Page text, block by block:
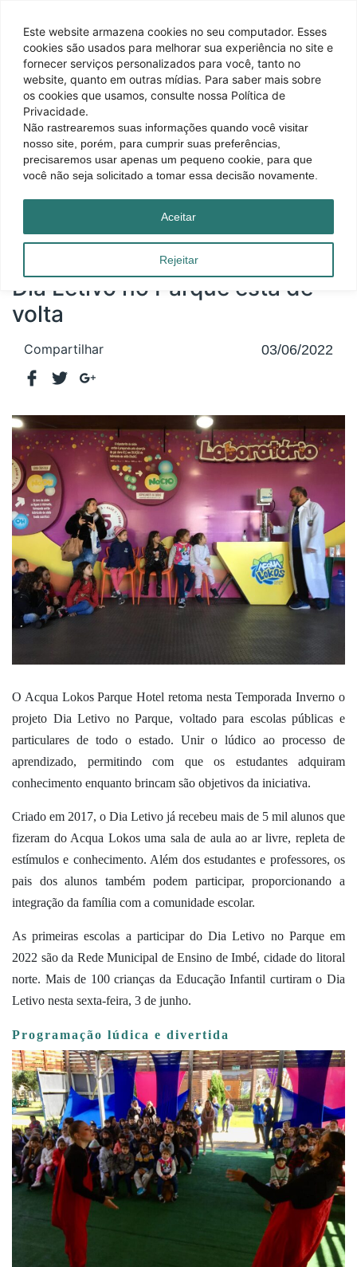
Este website armazena cookies no seu computador. Esses
cookies são usados ​​para melhorar sua experiência no site e
fornecer serviços personalizados para você, tanto no
website, quanto em outras mídias. Para saber mais sobre
os cookies que usamos, consulte nossa Política de
Privacidade.
Não rastrearemos suas informações quando você visitar
nosso site, porém, para cumprir suas preferências,
precisaremos usar apenas um pequeno cookie, para que
você não seja solicitado a tomar essa decisão novamente.
Rejeitar
Aceitar
Página inicial|Blog|Dia Letivo no Parque está de volta
Dia Letivo no Parque está de
volta
Compartilhar 03/06/2022
O Acqua Lokos Parque Hotel retoma nesta Temporada Inverno o
projeto Dia Letivo no Parque, voltado para escolas públicas e
particulares de todo o estado. Unir o lúdico ao processo de
aprendizado, permitindo com que os estudantes adquiram
conhecimento enquanto brincam são objetivos da iniciativa.
Criado em 2017, o Dia Letivo já recebeu mais de 5 mil alunos que
fizeram do Acqua Lokos uma sala de aula ao ar livre, repleta de
estímulos e conhecimento. Além dos estudantes e professores, os
pais dos alunos também podem participar, proporcionando a
integração da família com a comunidade escolar.
As primeiras escolas a participar do Dia Letivo no Parque em
2022 são da Rede Municipal de Ensino de Imbé, cidade do litoral
norte. Mais de 100 crianças da Educação Infantil curtiram o Dia
Letivo nesta sexta-feira, 3 de junho.
Programação lúdica e divertida